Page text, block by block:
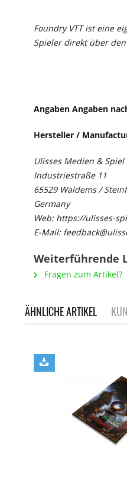
Foundry VTT ist eine
Spieler direkt über
Angaben Angaben
Hersteller /
Ulisses Medien &
Industriestraße 11
65529 Waldems /
Germany
Web: https://ulisses-
E-Mail:
Weiterführende
Fragen zum Artikel?
ÄHNLICHE ARTIKEL